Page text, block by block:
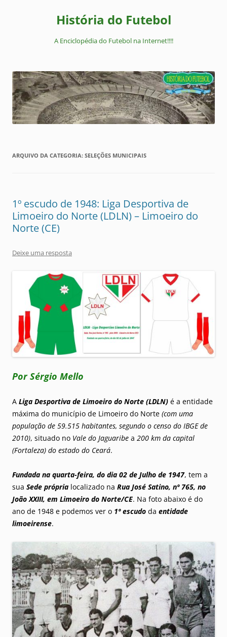
História do Futebol
A Enciclopédia do Futebol na Internet!!!!
ARQUIVO DA CATEGORIA: SELEÇÕES MUNICIPAIS
1º escudo de 1948: Liga Desportiva de
Limoeiro do Norte (LDLN) – Limoeiro do
Norte (CE)
Deixe uma resposta
Por Sérgio Mello
A Liga Desportiva de Limoeiro do Norte (LDLN) é a entidade
máxima do município de Limoeiro do Norte (com uma
população de 59.515 habitantes, segundo o censo do IBGE de
2010), situado no Vale do Jaguaribe a 200 km da capital
(Fortaleza) do estado do Ceará.
Fundada na quarta-feira, do dia 02 de Julho de 1947, tem a
sua Sede própria localizado na Rua José Satino, nº 765, no
João XXIII, em Limoeiro do Norte/CE. Na foto abaixo é do
ano de 1948 e podemos ver o 1º escudo da entidade
limoeirense.